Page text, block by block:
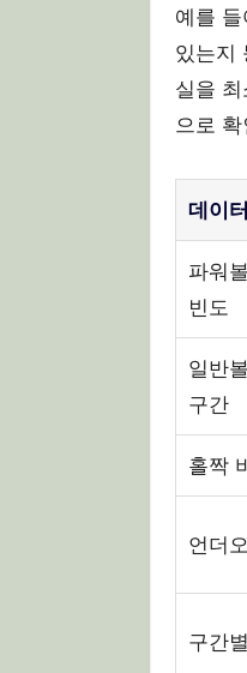
예를
있는지
실을
으로
데이
파워
빈도
일반
구간
홀짝
언더
구간